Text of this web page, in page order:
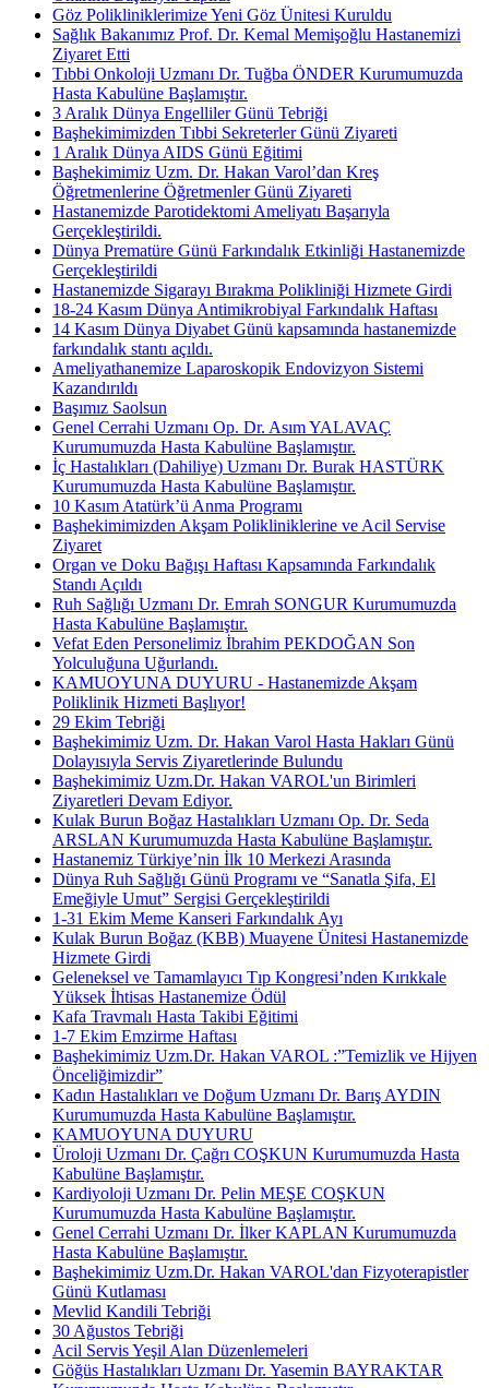
Göz Polikliniklerimize Yeni Göz Ünitesi Kuruldu
Sağlık Bakanımız Prof. Dr. Kemal Memişoğlu Hastanemizi
Ziyaret Etti
Tıbbi Onkoloji Uzmanı Dr. Tuğba ÖNDER Kurumumuzda
Hasta Kabulüne Başlamıştır.
3 Aralık Dünya Engelliler Günü Tebriği
Başhekimimizden Tıbbi Sekreterler Günü Ziyareti
1 Aralık Dünya AIDS Günü Eğitimi
Başhekimimiz Uzm. Dr. Hakan Varol’dan Kreş
Öğretmenlerine Öğretmenler Günü Ziyareti
Hastanemizde Parotidektomi Ameliyatı Başarıyla
Gerçekleştirildi.
Dünya Prematüre Günü Farkındalık Etkinliği Hastanemizde
Gerçekleştirildi
Hastanemizde Sigarayı Bırakma Polikliniği Hizmete Girdi
18-24 Kasım Dünya Antimikrobiyal Farkındalık Haftası
14 Kasım Dünya Diyabet Günü kapsamında hastanemizde
farkındalık stantı açıldı.
Ameliyathanemize Laparoskopik Endovizyon Sistemi
Kazandırıldı
Başımız Saolsun
Genel Cerrahi Uzmanı Op. Dr. Asım YALAVAÇ
Kurumumuzda Hasta Kabulüne Başlamıştır.
İç Hastalıkları (Dahiliye) Uzmanı Dr. Burak HASTÜRK
Kurumumuzda Hasta Kabulüne Başlamıştır.
10 Kasım Atatürk’ü Anma Programı
Başhekimimizden Akşam Polikliniklerine ve Acil Servise
Ziyaret
Organ ve Doku Bağışı Haftası Kapsamında Farkındalık
Standı Açıldı
Ruh Sağlığı Uzmanı Dr. Emrah SONGUR Kurumumuzda
Hasta Kabulüne Başlamıştır.
Vefat Eden Personelimiz İbrahim PEKDOĞAN Son
Yolculuğuna Uğurlandı.
KAMUOYUNA DUYURU - Hastanemizde Akşam
Poliklinik Hizmeti Başlıyor!
29 Ekim Tebriği
Başhekimimiz Uzm. Dr. Hakan Varol Hasta Hakları Günü
Dolayısıyla Servis Ziyaretlerinde Bulundu
Başhekimimiz Uzm.Dr. Hakan VAROL'un Birimleri
Ziyaretleri Devam Ediyor.
Kulak Burun Boğaz Hastalıkları Uzmanı Op. Dr. Seda
ARSLAN Kurumumuzda Hasta Kabulüne Başlamıştır.
Hastanemiz Türkiye’nin İlk 10 Merkezi Arasında
Dünya Ruh Sağlığı Günü Programı ve “Sanatla Şifa, El
Emeğiyle Umut” Sergisi Gerçekleştirildi
1-31 Ekim Meme Kanseri Farkındalık Ayı
Kulak Burun Boğaz (KBB) Muayene Ünitesi Hastanemizde
Hizmete Girdi
Geleneksel ve Tamamlayıcı Tıp Kongresi’nden Kırıkkale
Yüksek İhtisas Hastanemize Ödül
Kafa Travmalı Hasta Takibi Eğitimi
1-7 Ekim Emzirme Haftası
Başhekimimiz Uzm.Dr. Hakan VAROL :”Temizlik ve Hijyen
Önceliğimizdir”
Kadın Hastalıkları ve Doğum Uzmanı Dr. Barış AYDIN
Kurumumuzda Hasta Kabulüne Başlamıştır.
KAMUOYUNA DUYURU
Üroloji Uzmanı Dr. Çağrı COŞKUN Kurumumuzda Hasta
Kabulüne Başlamıştır.
Kardiyoloji Uzmanı Dr. Pelin MEŞE COŞKUN
Kurumumuzda Hasta Kabulüne Başlamıştır.
Genel Cerrahi Uzmanı Dr. İlker KAPLAN Kurumumuzda
Hasta Kabulüne Başlamıştır.
Başhekimimiz Uzm.Dr. Hakan VAROL'dan Fizyoterapistler
Günü Kutlaması
Mevlid Kandili Tebriği
30 Ağustos Tebriği
Acil Servis Yeşil Alan Düzenlemeleri
Göğüs Hastalıkları Uzmanı Dr. Yasemin BAYRAKTAR